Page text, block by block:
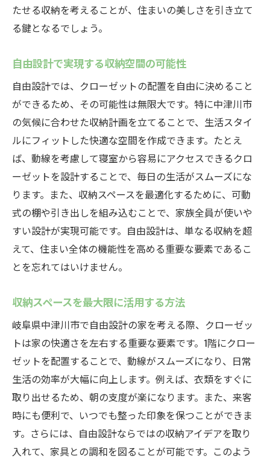
たせる収納を考えることが、住まいの美しさを引き立て
る鍵となるでしょう。
自由設計で実現する収納空間の可能性
自由設計では、クローゼットの配置を自由に決めること
ができるため、その可能性は無限大です。特に中津川市
の気候に合わせた収納計画を立てることで、生活スタイ
ルにフィットした快適な空間を作成できます。たとえ
ば、動線を考慮して寝室から容易にアクセスできるクロ
ーゼットを設計することで、毎日の生活がスムーズにな
ります。また、収納スペースを最適化するために、可動
式の棚や引き出しを組み込むことで、家族全員が使いや
すい設計が実現可能です。自由設計は、単なる収納を超
えて、住まい全体の機能性を高める重要な要素であるこ
とを忘れてはいけません。
収納スペースを最大限に活用する方法
岐阜県中津川市で自由設計の家を考える際、クローゼッ
トは家の快適さを左右する重要な要素です。1階にクロー
ゼットを配置することで、動線がスムーズになり、日常
生活の効率が大幅に向上します。例えば、衣類をすぐに
取り出せるため、朝の支度が楽になります。また、来客
時にも便利で、いつでも整った印象を保つことができま
す。さらには、自由設計ならではの収納アイデアを取り
入れて、家具との調和を図ることが可能です。このよう